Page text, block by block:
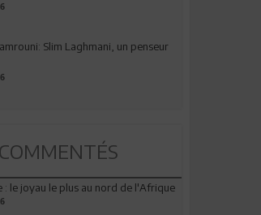
Slim Laghmani, un penseur
: le joyau le plus au nord de l'Afrique